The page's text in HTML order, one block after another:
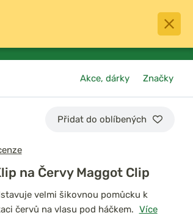
0
košík
Akce, dárky Značky
Přidat do oblíbených
na Červy Maggot Clip
velmi šikovnou pomůcku k
červů na vlasu pod háčkem. Více